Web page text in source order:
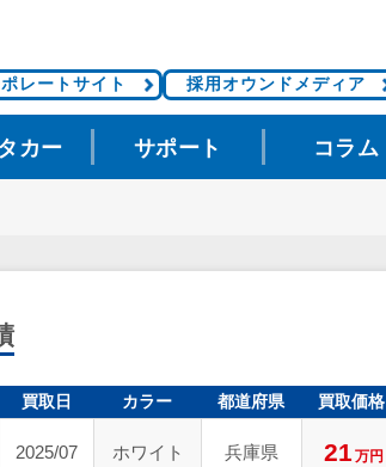
レートサイト 採用オウンドメディア
カー サポート コラム
買取日 カラー 都道府県 買取価格
2025/07 ホワイト 兵庫県 21万円